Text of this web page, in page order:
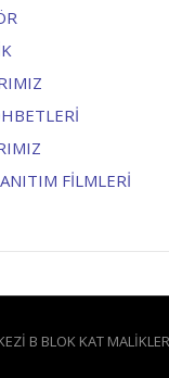
FİLMLERİ
B BLOK KAT